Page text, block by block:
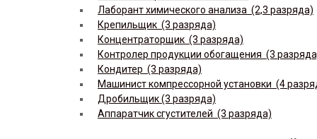
Лаборант химического анализа (2,3 разряда)
Крепильщик (3 разряда)
Концентраторщик (3 разряда)
Контролер продукции обогащения (3
Кондитер (3 разряда)
Машинист компрессорной установки (4
Дробильщик (3 разряда)
Аппаратчик сгустителей (3 разряда)